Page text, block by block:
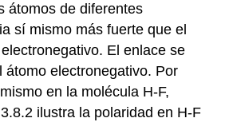
átomos de diferentes
sí mismo más fuerte que el
El enlace se
electronegativo. Por
en la molécula H-F,
ilustra la polaridad en H-F